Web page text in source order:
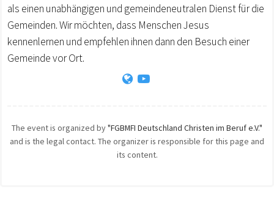
als einen unabhängigen und gemeindeneutralen Dienst für die
Gemeinden. Wir möchten, dass Menschen Jesus
kennenlernen und empfehlen ihnen dann den Besuch einer
Gemeinde vor Ort.
The event is organized by"FGBMFI Deutschland Christen im Beruf e.V."
and is the legal contact. The organizer is responsible for this page and
its content.